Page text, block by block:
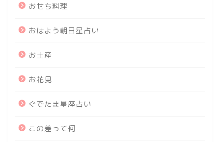
おせち料理
おはよう朝日星占い
お土産
お花見
ぐでたま星座占い
この差って何